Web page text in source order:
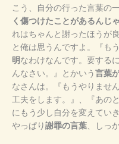
こう、自分の行った言葉の
く傷つけたことがあるんじ
れはちゃんと謝ったほうが
と俺は思うんですよ。『も
明 なわけなんです。要する
んなさい。』とかいう 言葉
なさんは。『もうやりませ
工夫をします。』、『あの
にもう少し自分を変えてい
やっぱり 謝罪の言葉 、しっ